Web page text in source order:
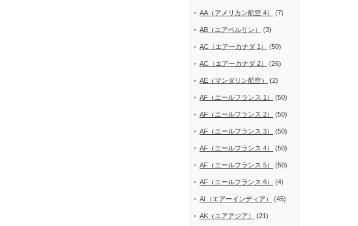
AA（アメリカン航空 4） (7)
AB（エアベルリン） (3)
AC（エアーカナダ 1） (50)
AC（エアーカナダ 2） (26)
AE（マンダリン航空） (2)
AF（エールフランス 1） (50)
AF（エールフランス 2） (50)
AF（エールフランス 3） (50)
AF（エールフランス 4） (50)
AF（エールフランス 5） (50)
AF（エールフランス 6） (4)
AI（エアーインディア） (45)
AK（エアアジア） (21)